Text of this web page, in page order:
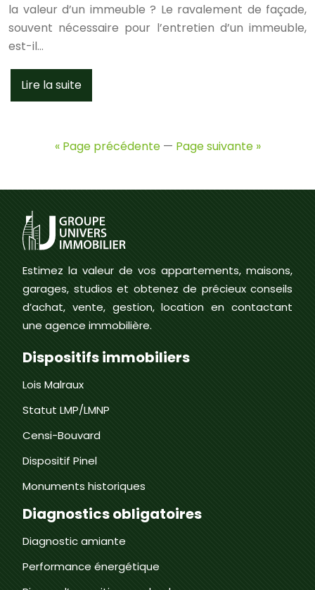
la valeur d’un immeuble ? Le ravalement de façade,
souvent nécessaire pour l’entretien d’un immeuble,
est-il…
Lire la suite
« Page précédente— Page suivante »
Estimez la valeur de vos appartements, maisons,
garages, studios et obtenez de précieux conseils
d’achat, vente, gestion, location en contactant
une agence immobilière.
Dispositifs immobiliers
Lois Malraux
Statut LMP/LMNP
Censi-Bouvard
Dispositif Pinel
Monuments historiques
Diagnostics obligatoires
Diagnostic amiante
Performance énergétique